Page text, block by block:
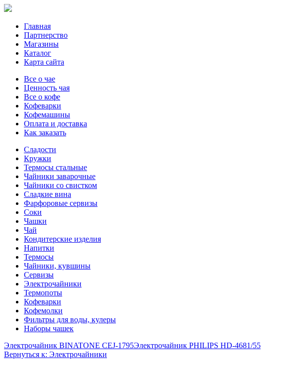
Главная
Партнерство
Магазины
Каталог
Карта сайта
Все о чае
Ценность чая
Все о кофе
Кофеварки
Кофемашины
Оплата и доставка
Как заказать
Сладости
Кружки
Термосы стальные
Чайники заварочные
Чайники со свистком
Сладкие вина
Фарфоровые сервизы
Соки
Чашки
Чай
Кондитерские изделия
Напитки
Термосы
Чайники, кувшины
Сервизы
Электрочайники
Термопоты
Кофеварки
Кофемолки
Фильтры для воды, кулеры
Наборы чашек
Электрочайник BINATONE CEJ-1795Электрочайник PHILIPS HD-4681/55
Вернуться к: Электрочайники